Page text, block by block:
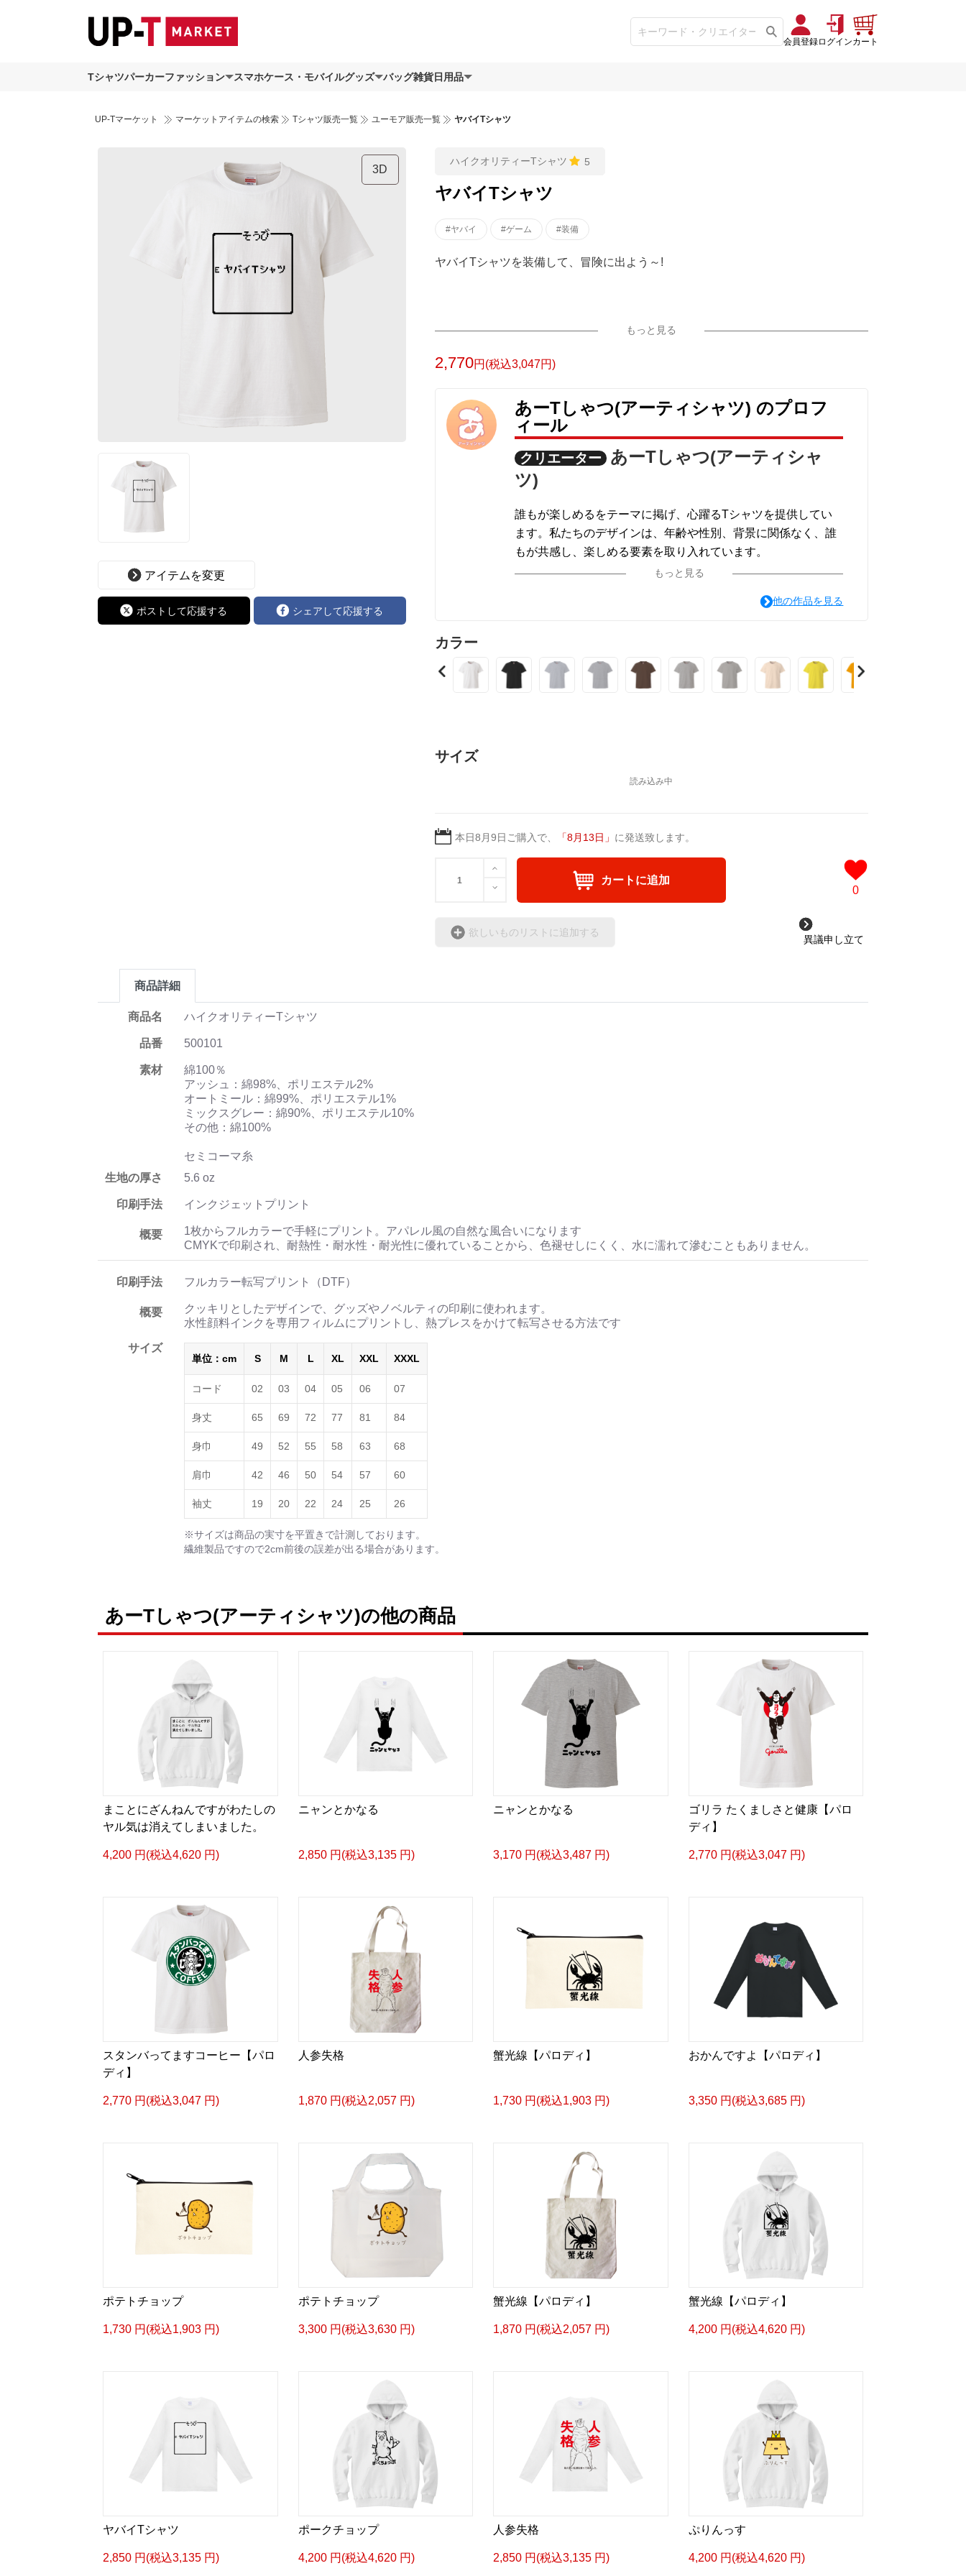
会員登録ログインカート
Tシャツパーカーファッション スマホケース・モバイルグッズ バッグ雑貨日用品
UP-Tマーケット マーケットアイテムの検索 Tシャツ販売一覧 ユーモア販売一覧 ヤバイTシャツ
3D
アイテムを変更
ポストして応援する シェアして応援する
ハイクオリティーTシャツ 5
ヤバイTシャツ
#ヤバイ #ゲーム #装備
ヤバイTシャツを装備して、冒険に出よう～!
もっと見る
2,770円(税込3,047円)
あーTしゃつ(アーティシャツ) のプロフ
ィール
クリエーター
あーTしゃつ(アーティシャ
ツ)
誰もが楽しめるをテーマに掲げ、心躍るTシャツを提供してい
ます。私たちのデザインは、年齢や性別、背景に関係なく、誰
もが共感し、楽しめる要素を取り入れています。
明るくカラフルなデザインからシンプルで洗練されたものま
顔を引き出すことができること間違いありません。
もっと見る
他の作品を見る
カラー
サイズ
本日8月9日 ご購入で、 「8月13日 」 に発送致します。
カートに追加
0
欲しいものリストに追加する
異議申し立て
商品詳細
商品名 ハイクオリティーTシャツ
品番 500101
素材
綿100％
アッシュ：綿98%、ポリエステル2%
オートミール：綿99%、ポリエステル1%
ミックスグレー：綿90%、ポリエステル10%
その他：綿100%
セミコーマ糸
生地の厚さ
5.6 oz
印刷手法 インクジェットプリント
概要
1枚からフルカラーで手軽にプリント。アパレル風の自然な風合いになります
CMYKで印刷され、耐熱性・耐水性・耐光性に優れていることから、色褪せしにくく、水に濡れて滲むこともありません。
印刷手法 フルカラー転写プリント（DTF）
概要
クッキリとしたデザインで、グッズやノベルティの印刷に使われます。
水性顔料インクを専用フィルムにプリントし、熱プレスをかけて転写させる方法です
サイズ
単位：cm S M L XL XXL XXXL
コード 02 03 04 05 06 07
身丈 65 69 72 77 81 84
身巾 49 52 55 58 63 68
肩巾 42 46 50 54 57 60
袖丈 19 20 22 24 25 26
※サイズは商品の実寸を平置きで計測しております。
繊維製品ですので2cm前後の誤差が出る場合があります。
あーTしゃつ(アーティシャツ)の他の商品
まことにざんねんですがわたしの
ヤル気は消えてしまいました。
4,200 円(税込4,620 円)
ニャンとかなる
2,850 円(税込3,135 円)
ニャンとかなる
3,170 円(税込3,487 円)
ゴリラ たくましさと健康【パロ
ディ】
2,770 円(税込3,047 円)
スタンバってますコーヒー【パロ
ディ】
2,770 円(税込3,047 円)
人参失格
1,870 円(税込2,057 円)
蟹光線【パロディ】
1,730 円(税込1,903 円)
おかんですよ【パロディ】
3,350 円(税込3,685 円)
ポテトチョップ
1,730 円(税込1,903 円)
ポテトチョップ
3,300 円(税込3,630 円)
蟹光線【パロディ】
1,870 円(税込2,057 円)
蟹光線【パロディ】
4,200 円(税込4,620 円)
ヤバイTシャツ
2,850 円(税込3,135 円)
ポークチョップ
4,200 円(税込4,620 円)
人参失格
2,850 円(税込3,135 円)
ぷりんっす
4,200 円(税込4,620 円)